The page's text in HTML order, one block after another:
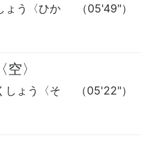
（05'49"）
ょう〈ひか
〉
（05'22"）
しょう〈そ